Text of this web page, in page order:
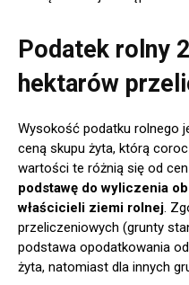
Podatek rolny
hektarów
Wysokość podatku rolnego
ceną skupu żyta, którą
wartości te różnią się od
podstawę do wyliczenia
właścicieli ziemi rolnej.
przeliczeniowych (grunty
podstawa opodatkowania
żyta, natomiast dla innych